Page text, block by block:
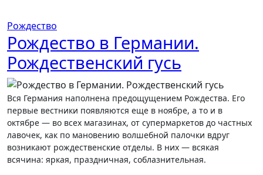
Рождество
Рождество в Германии.
Рождественский гусь
Вся Германия наполнена предощущением Рождества. Его
первые вестники появляются еще в ноябре, а то и в
октябре — во всех магазинах, от супермаркетов до частных
лавочек, как по мановению волшебной палочки вдруг
возникают рождественские отделы. В них — всякая
всячина: яркая, праздничная, соблазнительная.